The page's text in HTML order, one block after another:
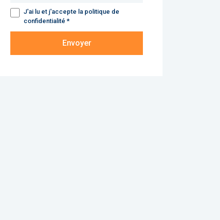
J'ai lu et j'accepte la politique de
confidentialité *
Envoyer